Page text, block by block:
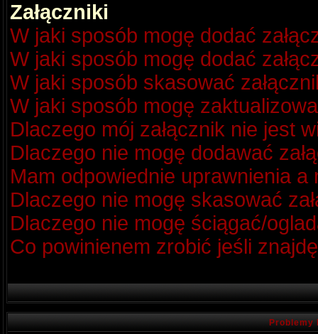
Załączniki
W jaki sposób mogę dodać
W jaki sposób mogę dodać
W jaki sposób skasować
W jaki sposób mogę
Dlaczego mój załącznik nie jest
Dlaczego nie mogę dodawać
Mam odpowiednie uprawnienia a
Dlaczego nie mogę skasować
Dlaczego nie mogę ściągać/
Co powinienem zrobić jeśli
Problemy